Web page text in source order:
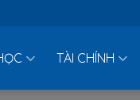
TÀI CHÍNH